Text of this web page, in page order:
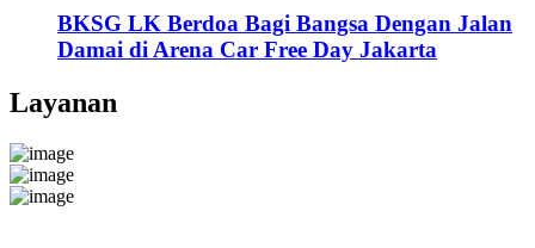
BKSG LK Berdoa Bagi Bangsa Dengan Jalan
Damai di Arena Car Free Day Jakarta
Layanan